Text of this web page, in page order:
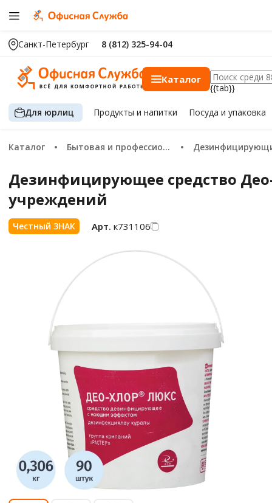
Санкт-Петербург 8 (812) 325-94-04
Каталог
{{tab}}
Для юрлиц Продуктыи напитки Посуда и упаковка
Каталог Бытовая и профессиональная химия Дезинфицирующие
Дезинфицирующее средство
учреждений
Честный ЗНАК Арт. к731106